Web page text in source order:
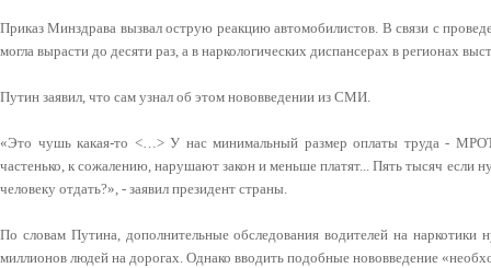
Приказ Минздрава вызвал острую реакцию автомобилистов. В связи с
могла вырасти до десяти раз, а в наркологических диспансерах в регионах
Путин заявил, что сам узнал об этом нововведении из СМИ.
«Это чушь какая-то <…> У нас минимальный размер оплаты труда -
частенько, к сожалению, нарушают закон и меньше платят... Пять тысяч если
человеку отдать?», - заявил президент страны.
По словам Путина, дополнительные обследования водителей на наркотики
миллионов людей на дорогах. Однако вводить подобные нововведение